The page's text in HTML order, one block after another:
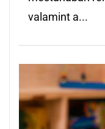
valamint a...